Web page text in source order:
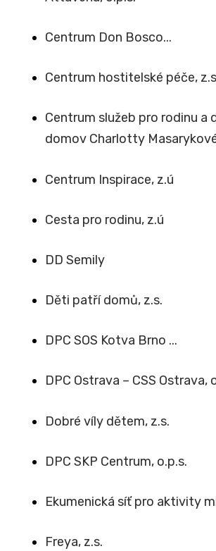
Centrum Don Bosco...
Centrum hostitelské péče,
Centrum služeb pro rodinu a
domov Charlotty
Centrum Inspirace, z.ú
Cesta pro rodinu, z.ú
DD Semily
Děti patří domů, z.s.
DPC SOS Kotva Brno ...
DPC Ostrava – CSS Ostrava,
Dobré víly dětem, z.s.
DPC SKP Centrum, o.p.s.
Ekumenická síť pro aktivity
Freya, z.s.